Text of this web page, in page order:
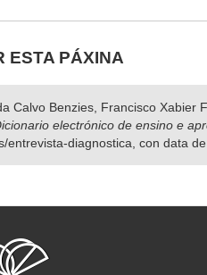
ESTA PÁXINA
Calvo Benzies, Francisco Xabier
electrónico de ensino e
diagnostica, con data